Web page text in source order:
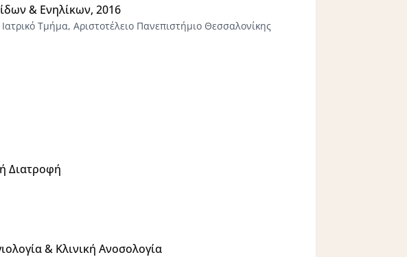
& Ενηλίκων, 2016
Τµήµα, Αριστοτέλειο Πανεπιστήµιο Θεσσαλονίκης
Διατροφή
& Κλινική Ανοσολογία